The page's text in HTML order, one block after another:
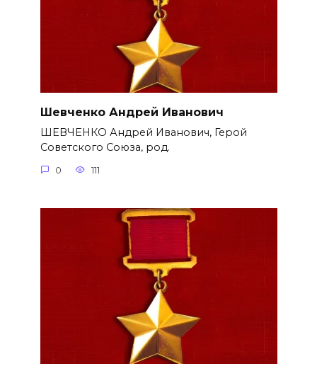
Шевченко Андрей Иванович
ШЕВЧЕНКО Андрей Иванович, Герой
Советского Союза, род.
0 111